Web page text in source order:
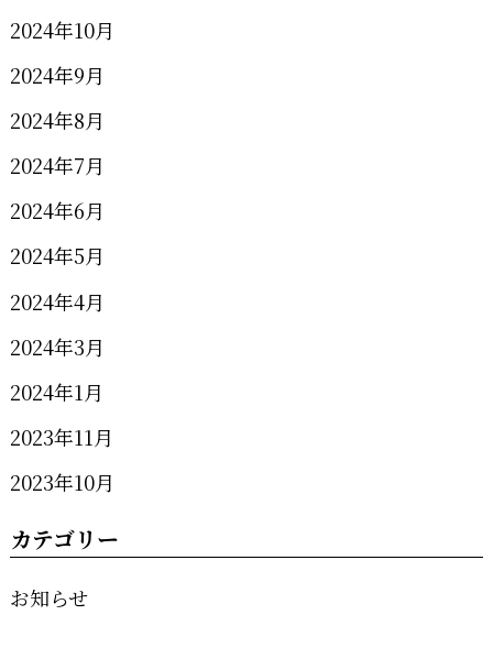
2024年10月
2024年9月
2024年8月
2024年7月
2024年6月
2024年5月
2024年4月
2024年3月
2024年1月
2023年11月
2023年10月
カテゴリー
お知らせ